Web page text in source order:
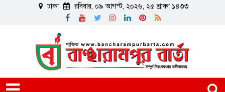
ঢাকা রবিবার, ০৯ আগস্ট, ২০২৬, ২৫ শ্রাবণ ১৪৩৩